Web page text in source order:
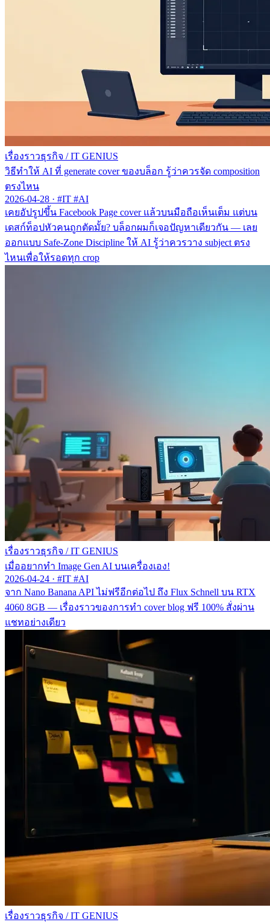
เรื่องราวธุรกิจ / IT GENIUS
วิธีทำให้ AI ที่ generate cover ของบล็อก รู้ว่าควรจัด composition
ตรงไหน
2026-04-28 · #IT #AI
เคยอัปรูปขึ้น Facebook Page cover แล้วบนมือถือเห็นเต็ม แต่บน
เดสก์ท็อปหัวคนถูกตัดมั้ย? บล็อกผมก็เจอปัญหาเดียวกัน — เลย
ออกแบบ Safe-Zone Discipline ให้ AI รู้ว่าควรวาง subject ตรง
ไหนเพื่อให้รอดทุก crop
เรื่องราวธุรกิจ / IT GENIUS
เมื่ออยากทำ Image Gen AI บนเครื่องเอง!
2026-04-24 · #IT #AI
จาก Nano Banana API ไม่ฟรีอีกต่อไป ถึง Flux Schnell บน RTX
4060 8GB — เรื่องราวของการทำ cover blog ฟรี 100% สั่งผ่าน
แชทอย่างเดียว
เรื่องราวธุรกิจ / IT GENIUS